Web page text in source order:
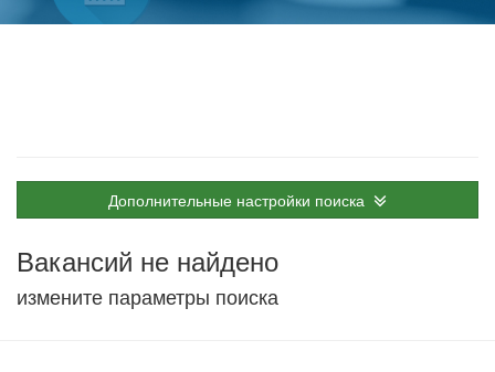
Дополнительные настройки поиска
Вакансий не найдено
измените параметры поиска